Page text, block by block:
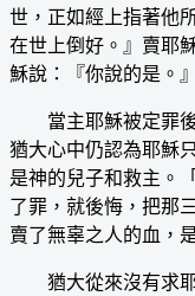
世，正如經上指著他
在世上倒好。』賣耶
穌說：『你說的是。
當主耶穌被定罪後
猶大心中仍認為耶穌
是神的兒子和救主。
了罪，就後悔，把那
賣了無辜之人的血，
猶大從來沒有求耶